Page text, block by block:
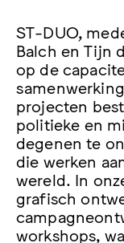
ST-DUO,
Balch en Tijn
op de
projecten
politieke en
degenen te
die werken
wereld. In
grafisch
workshops,